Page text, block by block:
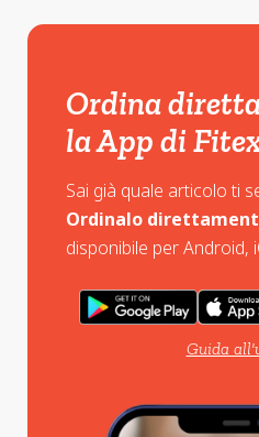
Ordina
la App di
Sai già quale articolo ti
Ordinalo
disponibile per Android,
Guida